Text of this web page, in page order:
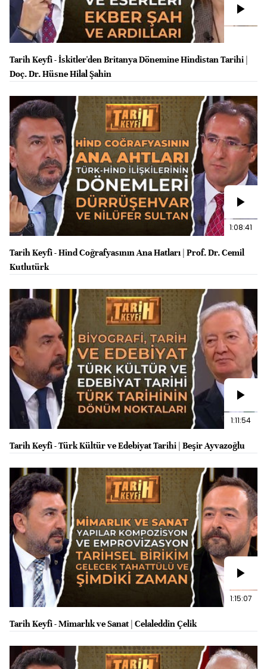
Tarih Keyfi - İskitler'den Britanya Dönemine Hindistan Tarihi |
Doç. Dr. Hüsne Hilal Şahin
1:08:41
Tarih Keyfi - Hind Coğrafyasının Ana Hatları | Prof. Dr. Cemil
Kutlutürk
1:11:54
Tarih Keyfi - Türk Kültür ve Edebiyat Tarihi | Beşir Ayvazoğlu
1:15:07
Tarih Keyfi - Mimarlık ve Sanat | Celaleddin Çelik